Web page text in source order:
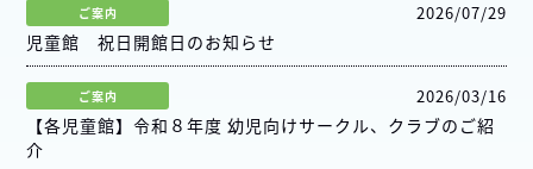
ご案内 2026/07/29
児童館 祝日開館日のお知らせ
ご案内 2026/03/16
【各児童館】令和８年度 幼児向けサークル、クラブのご紹
介